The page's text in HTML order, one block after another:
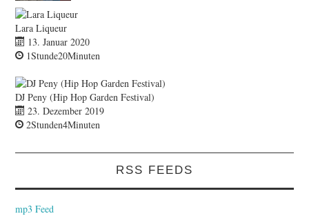
Lara Liqueur
13. Januar 2020
1Stunde20Minuten
DJ Peny (Hip Hop Garden Festival)
23. Dezember 2019
2Stunden4Minuten
RSS FEEDS
mp3 Feed